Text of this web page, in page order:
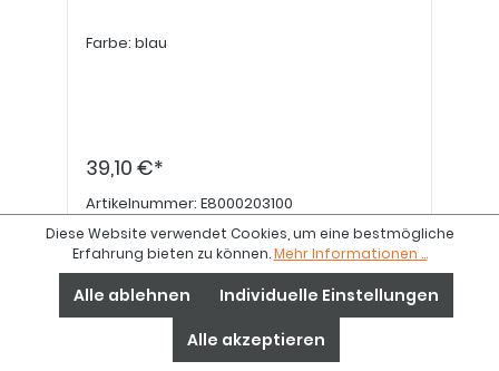
Farbe: blau
39,10 €*
Artikelnummer: E8000203100
Details
Diese Website verwendet Cookies, um eine bestmögliche
Erfahrung bieten zu können.Mehr Informationen ...
Alle ablehnen
Individuelle Einstellungen
Alle akzeptieren